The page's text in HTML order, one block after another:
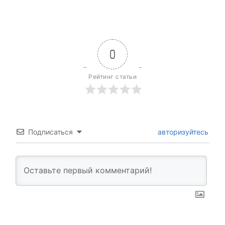
0
Рейтинг статьи
Подписаться авторизуйтесь